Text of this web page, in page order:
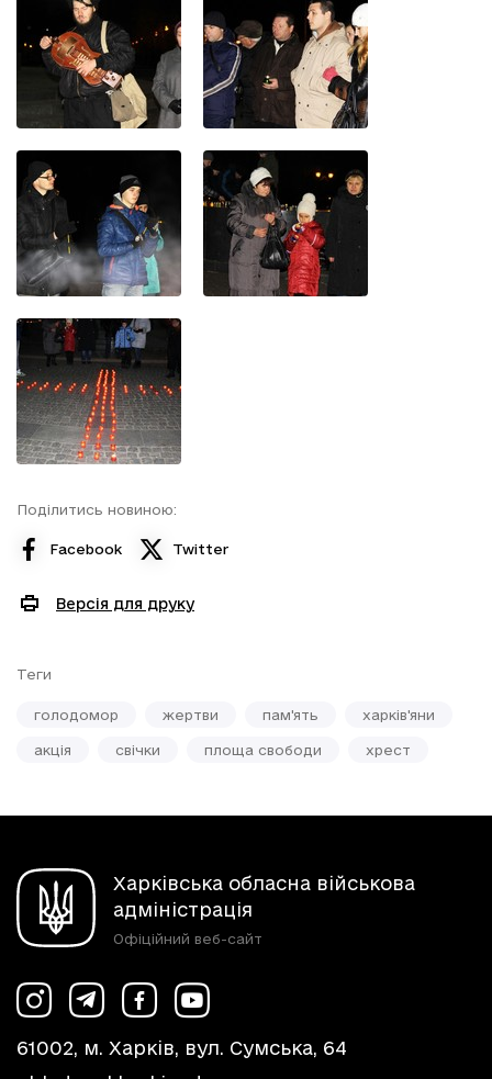
Поділитись новиною:
Facebook Twitter
Версія для друку
Теги
голодомор жертви пам'ять харків'яни
акція свічки площа свободи хрест
Харківська обласна військова
адміністрація
Офіційний веб-сайт
61002, м. Харків, вул. Сумська, 64